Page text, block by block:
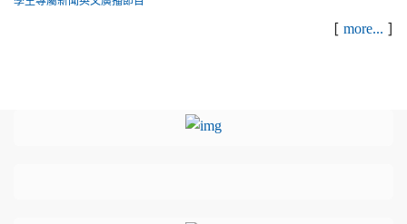
[ more... ]
link to https://sites.google.com/
link to https://sites.google.com/